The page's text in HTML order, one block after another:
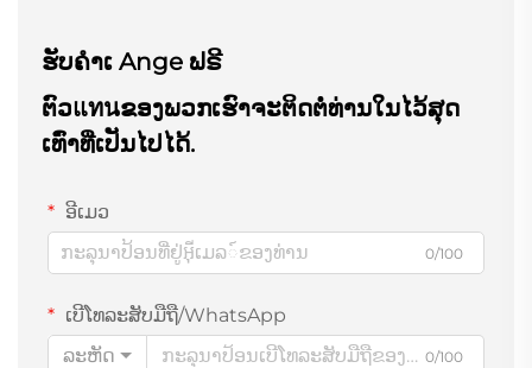
ຮັບຄຳເ Ange ຟຣີ
ຕົວแทนຂອງພວກເຮົາຈະຕິດຕໍ່ທ່ານໃນໄວ້ສຸດ
ເທົ່າທີ່ເປັນໄປໄດ້.
ອີເມວ
0/100
ເບີໂທລະສັບມືຖື/WhatsApp
ລະຫັດ
0/100